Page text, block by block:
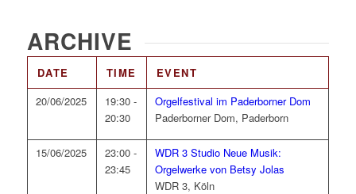
ARCHIVE
DATE TIME
EVENT
20/06/2025
19:30 -
20:30
Orgelfestival im Paderborner Dom
Paderborner Dom, Paderborn
15/06/2025
23:00 -
23:45
WDR 3 Studio Neue Musik:
Orgelwerke von Betsy Jolas
WDR 3, Köln